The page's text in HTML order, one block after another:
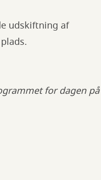
udskiftning af
for dagen på